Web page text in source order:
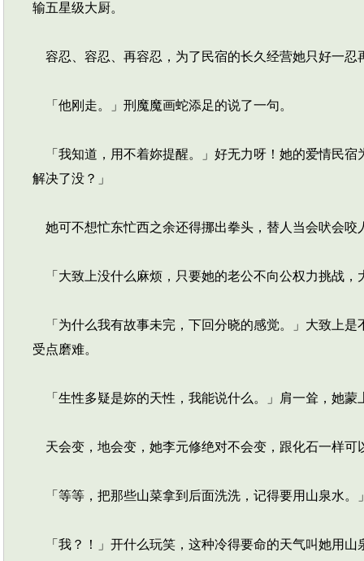
输五星级大厨。
容忍、容忍、再容忍，为了民宿的长久经营她只好一忍
「他刚走。」刑魔魔画蛇添足的说了一句。
「我知道，用不着妳提醒。」好无力呀！她的爱情民宿
解决了没？」
她可不想忙东忙西之余还得挪出拳头，替人当会吠会咬
「大致上没什么麻烦，只要她的老公不向公权力挑战
「为什么我有故事未完，下回分晓的感觉。」大致上是
受点磨难。
「生性多疑是妳的天性，我能说什么。」肩一耸，她蒙
天会变，地会变，她李元修绝对不会变，跟化石一样可
「等等，把那些山菜拿到后面洗洗，记得要用山泉水。
「我？！」开什么玩笑，这种冷得要命的天气叫她用山